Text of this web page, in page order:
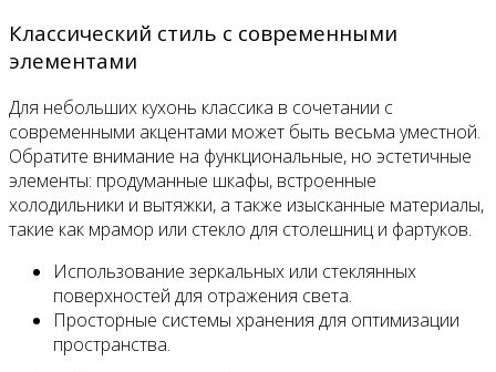
Классический стиль с современными
элементами
Для небольших кухонь классика в сочетании с
современными акцентами может быть весьма уместной.
Обратите внимание на функциональные, но эстетичные
элементы: продуманные шкафы, встроенные
холодильники и вытяжки, а также изысканные материалы,
такие как мрамор или стекло для столешниц и фартуков.
Использование зеркальных или стеклянных
поверхностей для отражения света.
Просторные системы хранения для оптимизации
пространства.